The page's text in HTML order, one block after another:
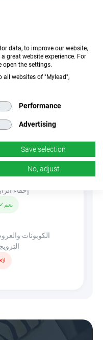
الأرباح لكل
رابط
لا
إخفاء
✓ نعم
الكوبونات
لا
data, to improve our website,
great website experience. For
open the settings.
all websites of "Mylead",
Performance
Advertising
Save selection
No, adjust